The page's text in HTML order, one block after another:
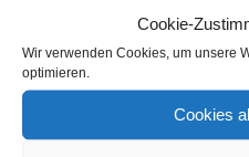
Cookie-
Wir verwenden Cookies, um unsere
optimieren.
Cookies
Eintrag teilen